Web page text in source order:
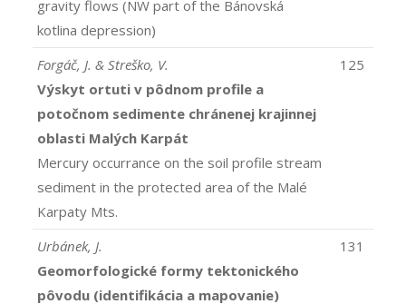
gravity flows (NW part of the Bánovská
kotlina depression)
Forgáč, J. & Streško, V.
Výskyt ortuti v pôdnom profile a
potočnom sedimente chránenej krajinnej
oblasti Malých Karpát
Mercury occurrance on the soil profile stream
sediment in the protected area of the Malé
Karpaty Mts.
125
Urbánek, J.
Geomorfologické formy tektonického
pôvodu (identifikácia a mapovanie)
131